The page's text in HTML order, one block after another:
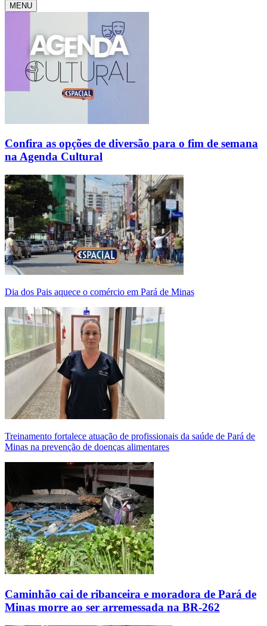
MENU
Confira as opções de diversão para o fim de semana
na Agenda Cultural
Dia dos Pais aquece o comércio em Pará de Minas
Treinamento fortalece atuação de profissionais da saúde de Pará de
Minas na prevenção de doenças alimentares
Caminhão cai de ribanceira e moradora de Pará de
Minas morre ao ser arremessada na BR-262